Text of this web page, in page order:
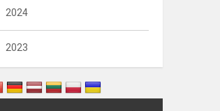
2024
2023